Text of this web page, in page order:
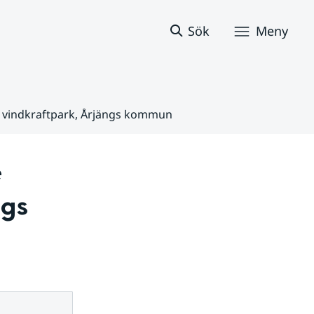
Sök Meny
Årjängs kommun